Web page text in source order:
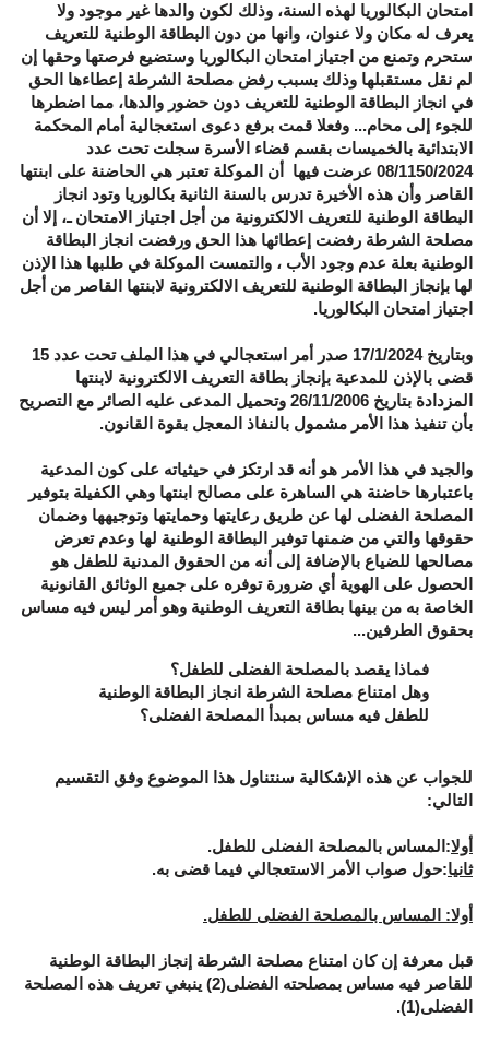
امتحان البكالوريا لهذه السنة، وذلك لكون والدها غير موجود ولا
يعرف له مكان ولا عنوان، وانها من دون البطاقة الوطنية للتعريف
ستحرم وتمنع من اجتياز امتحان البكالوريا وستضيع فرصتها وحقها إن
لم نقل مستقبلها وذلك بسبب رفض مصلحة الشرطة إعطاءها الحق
في انجاز البطاقة الوطنية للتعريف دون حضور والدها، مما اضطرها
للجوء إلى محام... وفعلا قمت برفع دعوى استعجالية أمام المحكمة
الابتدائية بالخميسات بقسم قضاء الأسرة سجلت تحت عدد
08/1150/2024 عرضت فيها أن الموكلة تعتبر هي الحاضنة على ابنتها
القاصر وأن هذه الأخيرة تدرس بالسنة الثانية بكالوريا وتود انجاز
البطاقة الوطنية للتعريف الالكترونية من أجل اجتياز الامتحان ـ، إلا أن
مصلحة الشرطة رفضت إعطائها هذا الحق ورفضت انجاز البطاقة
الوطنية بعلة عدم وجود الأب ، والتمست الموكلة في طلبها هذا الإذن
لها بإنجاز البطاقة الوطنية للتعريف الالكترونية لابنتها القاصر من أجل
اجتياز امتحان البكالوريا.
وبتاريخ 17/1/2024 صدر أمر استعجالي في هذا الملف تحت عدد 15
قضى بالإذن للمدعية بإنجاز بطاقة التعريف الالكترونية لابنتها
المزدادة بتاريخ 26/11/2006 وتحميل المدعى عليه الصائر مع التصريح
بأن تنفيذ هذا الأمر مشمول بالنفاذ المعجل بقوة القانون.
والجيد في هذا الأمر هو أنه قد ارتكز في حيثياته على كون المدعية
باعتبارها حاضنة هي الساهرة على مصالح ابنتها وهي الكفيلة بتوفير
المصلحة الفضلى لها عن طريق رعايتها وحمايتها وتوجيهها وضمان
حقوقها والتي من ضمنها توفير البطاقة الوطنية لها وعدم تعرض
مصالحها للضياع بالإضافة إلى أنه من الحقوق المدنية للطفل هو
الحصول على الهوية أي ضرورة توفره على جميع الوثائق القانونية
الخاصة به من بينها بطاقة التعريف الوطنية وهو أمر ليس فيه مساس
بحقوق الطرفين...
فماذا يقصد بالمصلحة الفضلى للطفل؟
وهل امتناع مصلحة الشرطة انجاز البطاقة الوطنية
للطفل فيه مساس بمبدأ المصلحة الفضلى؟
للجواب عن هذه الإشكالية سنتناول هذا الموضوع وفق التقسيم
التالي:
أولا:المساس بالمصلحة الفضلى للطفل.
ثانيا:حول صواب الأمر الاستعجالي فيما قضى به.
أولا: المساس بالمصلحة الفضلى للطفل.
قبل معرفة إن كان امتناع مصلحة الشرطة إنجاز البطاقة الوطنية
للقاصر فيه مساس بمصلحته الفضلى(2) ينبغي تعريف هذه المصلحة
الفضلى(1).